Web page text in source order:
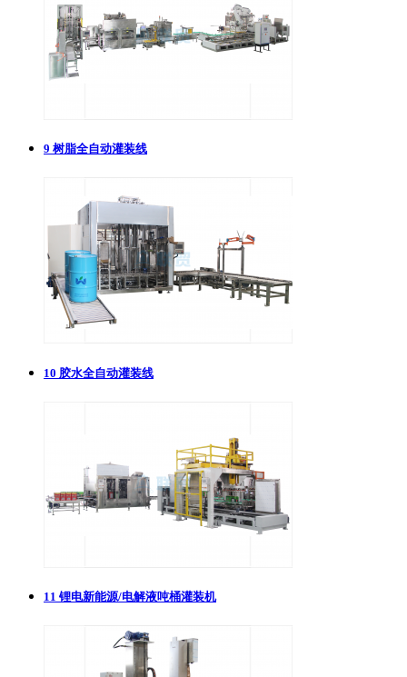
9 树脂全自动灌装线
10 胶水全自动灌装线
11 锂电新能源/电解液吨桶灌装机